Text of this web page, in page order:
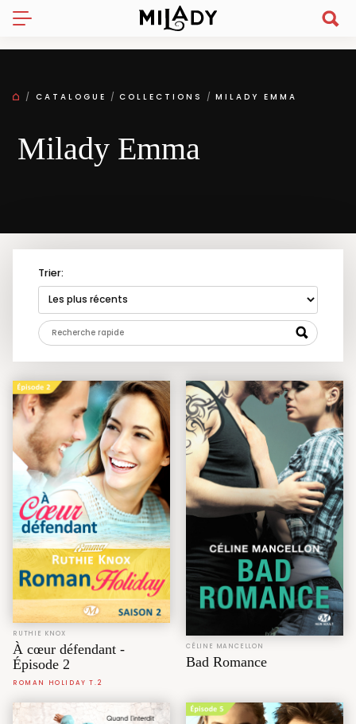
CATALOGUE COLLECTIONS MILADY EMMA
Milady Emma
Trier:
RUTHIE KNOX
À cœur défendant -
Épisode 2
ROMAN HOLIDAY T.2
CÉLINE MANCELLON
Bad Romance